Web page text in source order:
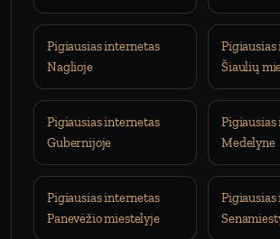
Pigiausias internetas
Naglioje
Šiaulių
Pigiausias internetas
Gubernijoje
Medelyne
Pigiausias internetas
Panevėžio miestelyje